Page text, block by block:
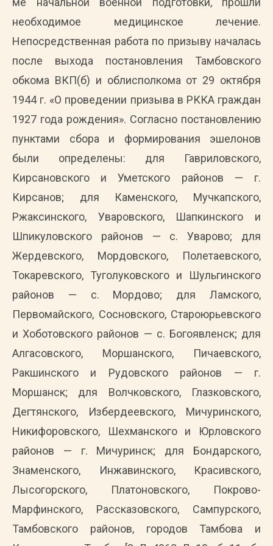
необходимое медицинское лечение.
Непосредственная работа по призыву началась
после выхода постановления Тамбовского
обкома ВКП(б) и облисполкома от 29 октября
1944 г. «О проведении призыва в РККА граждан
1927 года рождения». Согласно постановлению
пунктами сбора и формирования эшелонов
были определены: для Гавриловского,
Кирсановского и Уметского районов — г.
Кирсанов; для Каменского, Мучкапского,
Ржаксинского, Уваровского, Шапкинского и
Шпикуловского районов — с. Уварово; для
Жердевского, Мордовского, Полетаевского,
Токаревского, Туголуковского и Шульгинского
районов — с. Мордово; для Ламского,
Первомайского, Сосновского, Староюрьевского
и Хоботовского районов — с. Богоявленск; для
Алгасовского, Моршанского, Пичаевского,
Ракшинского и Рудовского районов — г.
Моршанск; для Волчковского, Глазковского,
Дегтянского, Избердеевского, Мичуринского,
Никифоровского, Шехманского и Юрловского
районов — г. Мичуринск; для Бондарского,
Знаменского, Инжавинского, Красивского,
Лысогорского, Платоновского, Покрово-
Марфинского, Рассказовского, Сампурского,
Тамбовского районов, городов Тамбова и